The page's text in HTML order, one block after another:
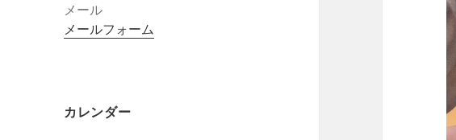
メール
メールフォーム
カレンダー